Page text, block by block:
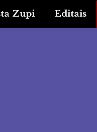
Zupi Editais